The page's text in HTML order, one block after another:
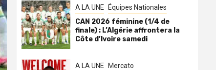
A LA UNE Équipes Nationales
CAN 2026 féminine (1/4 de
finale) : L’Algérie affrontera la
Côte d’Ivoire samedi
A LA UNE Mercato